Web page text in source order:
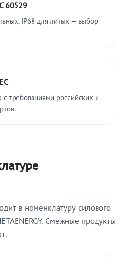
60529
IP68 для литых — выбор
требованиями российских и
в номенклатуру силового
Смежные продукты